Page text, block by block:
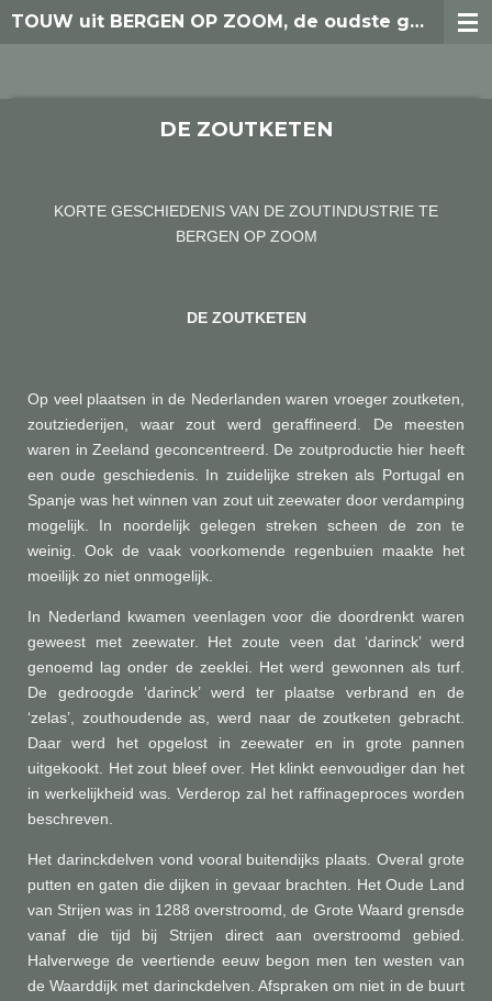
Ga
direct
de
TOUW uit BERGEN OP ZOOM, de oudste generaties
DE ZOUTKETEN
KORTE GESCHIEDENIS VAN DE ZOUTINDUSTRIE TE
BERGEN OP ZOOM
DE ZOUTKETEN
Op veel plaatsen in de Nederlanden waren vroeger zoutketen,
zoutziederijen, waar zout werd geraffineerd. De meesten
waren in Zeeland geconcentreerd. De zoutproductie hier heeft
een oude geschiedenis. In zuidelijke streken als Portugal en
Spanje was het winnen van zout uit zeewater door verdamping
mogelijk. In noordelijk gelegen streken scheen de zon te
weinig. Ook de vaak voorkomende regenbuien maakte het
moeilijk zo niet onmogelijk.
In Nederland kwamen veenlagen voor die doordrenkt waren
geweest met zeewater. Het zoute veen dat ‘darinck’ werd
genoemd lag onder de zeeklei. Het werd gewonnen als turf.
De gedroogde ‘darinck’ werd ter plaatse verbrand en de
‘zelas’, zouthoudende as, werd naar de zoutketen gebracht.
Daar werd het opgelost in zeewater en in grote pannen
uitgekookt. Het zout bleef over. Het klinkt eenvoudiger dan het
in werkelijkheid was. Verderop zal het raffinageproces worden
beschreven.
Het darinckdelven vond vooral buitendijks plaats. Overal grote
putten en gaten die dijken in gevaar brachten. Het Oude Land
van Strijen was in 1288 overstroomd, de Grote Waard grensde
vanaf die tijd bij Strijen direct aan overstroomd gebied.
Halverwege de veertiende eeuw begon men ten westen van
de Waarddijk met darinckdelven. Afspraken om niet in de buurt